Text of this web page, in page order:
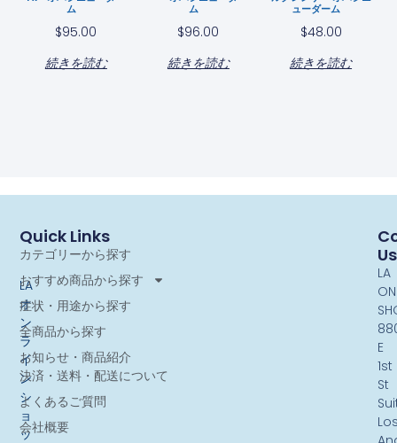
ム
$95.00
続きを読む
ム
$96.00
続きを読む
ューダーム
$48.00
続きを読む
LA
オ
ン
ラ
イ
ン
シ
ョ
ッ
Quick Links
カテゴリーから探す
おすすめ商品から探す
症状・用途から探す
全商品から探す
お知らせ・商品紹介
決済・送料・配送について
よくあるご質問
会社概要
Us
LA
E
1st
St